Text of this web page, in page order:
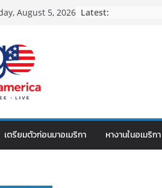
August 5, 2026 Latest:
เตรียมตัวก่อนมาอเมริกา หางานในอเมริกา